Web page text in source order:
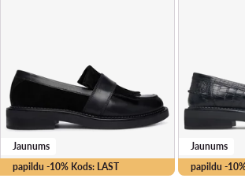
papildu -10% Kods: LAST
Jaunums
papildu -
Jaunums